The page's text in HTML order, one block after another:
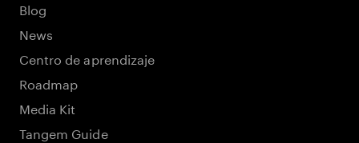
Blog
News
Centro de aprendizaje
Roadmap
Media Kit
Tangem Guide